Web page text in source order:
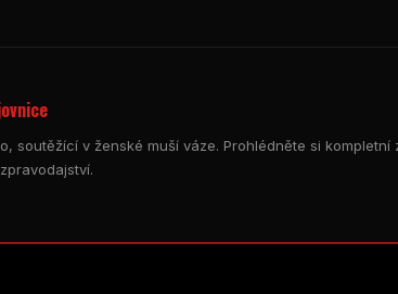
soutěžící v ženské muší váze. Prohlédněte si